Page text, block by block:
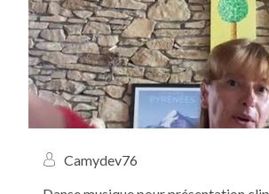
Camydev76